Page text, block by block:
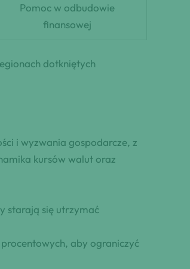
Pomoc w odbudowie
finansowej
dotkniętych
i wyzwania gospodarcze, z
kursów walut oraz
starają się utrzymać
aby ograniczyć